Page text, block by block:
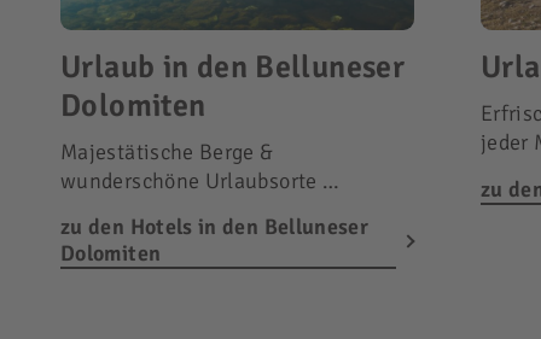
Urlaub in den Belluneser
Dolomiten
Majestätische Berge &
wunderschöne Urlaubsorte …
zu den Hotels in den Belluneser
Dolomiten
jeder
zu